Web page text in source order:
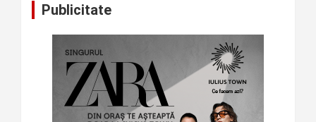
Publicitate